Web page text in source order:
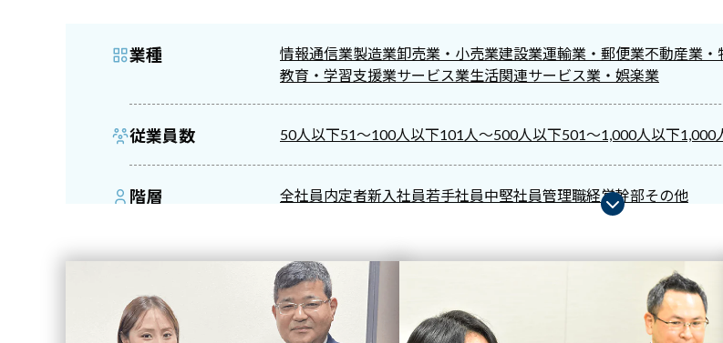
業種 情報通信業製造業卸売業・小売業建設業運輸業・郵便業不動産業・
教育・学習支援業サービス業生活関連サービス業・娯楽業
従業員数 50人以下51～100人以下101人～500人以下501～1,000人以下1,000
階層 全社員内定者新入社員若手社員中堅社員管理職経営幹部その他
サービス Competency Survey for ManagersBiz SCORE for ManagersBiz
Biz CAMPUS Online
Mobile
課題 ビジョンの理解・伝達生産性コミュニケーション能力 OJT制度早期